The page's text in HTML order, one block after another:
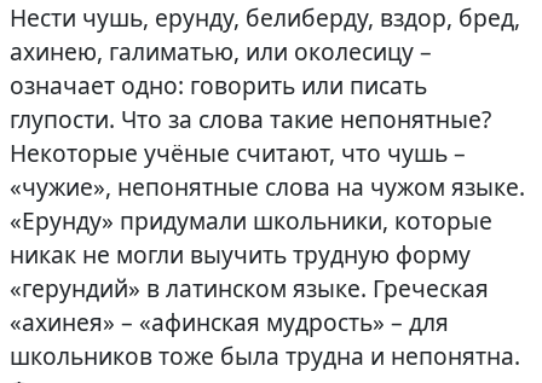
Нести чушь, ерунду, белиберду, вздор, бред,
ахинею, галиматью, или околесицу –
означает одно: говорить или писать
глупости. Что за слова такие непонятные?
Некоторые учёные считают, что чушь –
«чужие», непонятные слова на чужом языке.
«Ерунду» придумали школьники, которые
никак не могли выучить трудную форму
«герундий» в латинском языке. Греческая
«ахинея» – «афинская мудрость» – для
школьников тоже была трудна и непонятна.